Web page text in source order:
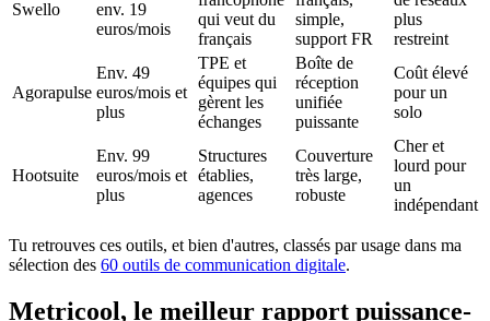
Swello
env. 19
euros/mois
qui veut du
français
simple,
support FR
plus
restreint
Agorapulse
Env. 49
euros/mois et
plus
TPE et
équipes qui
gèrent les
échanges
Boîte de
réception
unifiée
puissante
Coût élevé
pour un
solo
Hootsuite
Env. 99
euros/mois et
plus
Structures
établies,
agences
Couverture
très large,
robuste
Cher et
lourd pour
un
indépendant
Tu retrouves ces outils, et bien d'autres, classés par usage dans ma
sélection des 60 outils de communication digitale.
Metricool, le meilleur rapport puissance-